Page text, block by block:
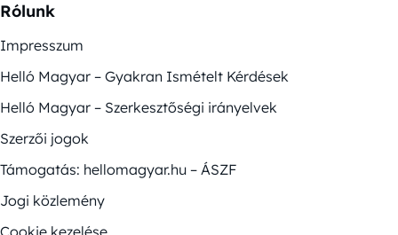
Rólunk
Impresszum
Helló Magyar – Gyakran Ismételt Kérdések
Helló Magyar – Szerkesztőségi irányelvek
Szerzői jogok
Támogatás: hellomagyar.hu – ÁSZF
Jogi közlemény